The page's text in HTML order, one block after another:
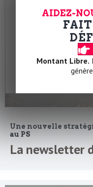
Une nouvelle
au PS
La newsletter
AIDEZ-
Montant Libre.